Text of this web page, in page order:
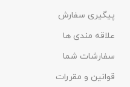
پیگیری سفارش
علاقه مندی ها
سفارشات شما
قوانین و مقررات